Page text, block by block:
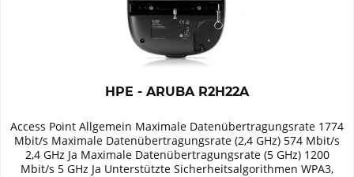
HPE - ARUBA R2H22A
Access Point Allgemein Maximale Datenübertragungsrate 1774
Mbit/s Maximale Datenübertragungsrate (2,4 GHz) 574 Mbit/s
2,4 GHz Ja Maximale Datenübertragungsrate (5 GHz) 1200
Mbit/s 5 GHz Ja Unterstützte Sicherheitsalgorithmen WPA3,